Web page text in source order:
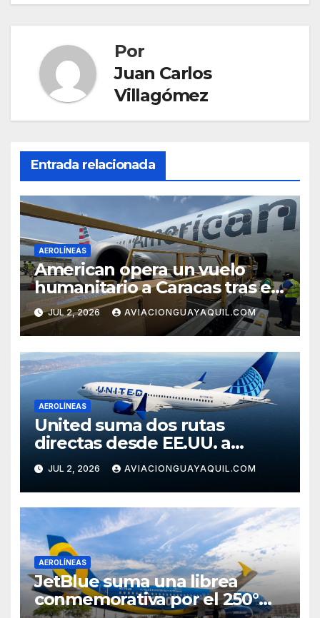
Por
Juan Carlos
Villagómez
Entrada relacionada
AEROLÍNEAS
American opera un vuelo
humanitario a Caracas tras el
terremoto en Venezuela
JUL 2, 2026 AVIACIONGUAYAQUIL.COM
AEROLÍNEAS
United suma dos rutas
directas desde EE.UU. a
Cartagena
JUL 2, 2026 AVIACIONGUAYAQUIL.COM
AEROLÍNEAS
JetBlue suma una librea
conmemorativa por el 250°